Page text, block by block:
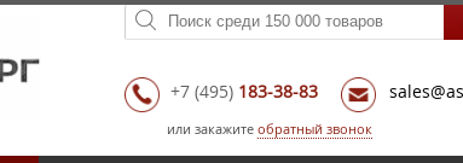
+7 (495) 183-38-83
или закажите обратный звонок